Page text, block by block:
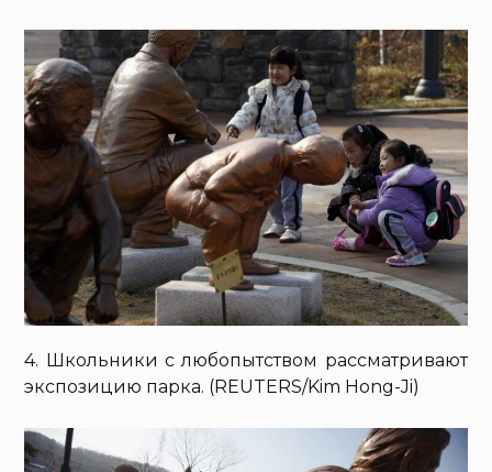
4. Школьники с любопытством рассматривают
экспозицию парка. (REUTERS/Kim Hong-Ji)